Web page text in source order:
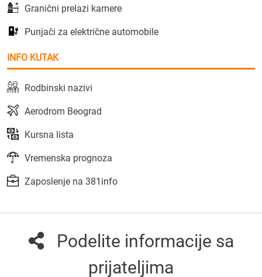
Granični prelazi kamere
Punjači za električne automobile
INFO KUTAK
Rodbinski nazivi
Aerodrom Beograd
Kursna lista
Vremenska prognoza
Zaposlenje na 381info
Podelite informacije sa
prijateljima